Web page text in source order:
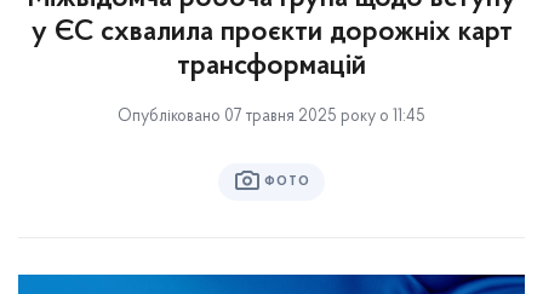
у ЄС схвалила проєкти дорожніх карт
трансформацій
Опубліковано 07 травня 2025 року о 11:45
ФОТО